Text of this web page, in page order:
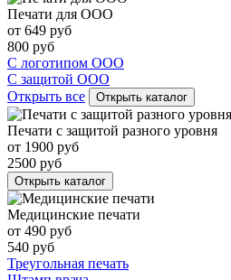
Печати для ООО
от 649 руб
800 руб
С логотипом ООО
С защитой ООО
Открыть все
Открыть каталог
Печати с защитой разного уровня
от 1900 руб
2500 руб
Открыть каталог
Медицинские печати
от 490 руб
540 руб
Треугольная печать